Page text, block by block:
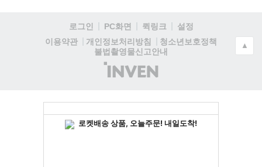
로그인 PC화면 퀵링크
설정
이용약관
개인정보처리방침
청소년보호정책
불법촬영물신고안내
(주)
인
▲